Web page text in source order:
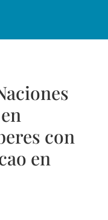
con
en